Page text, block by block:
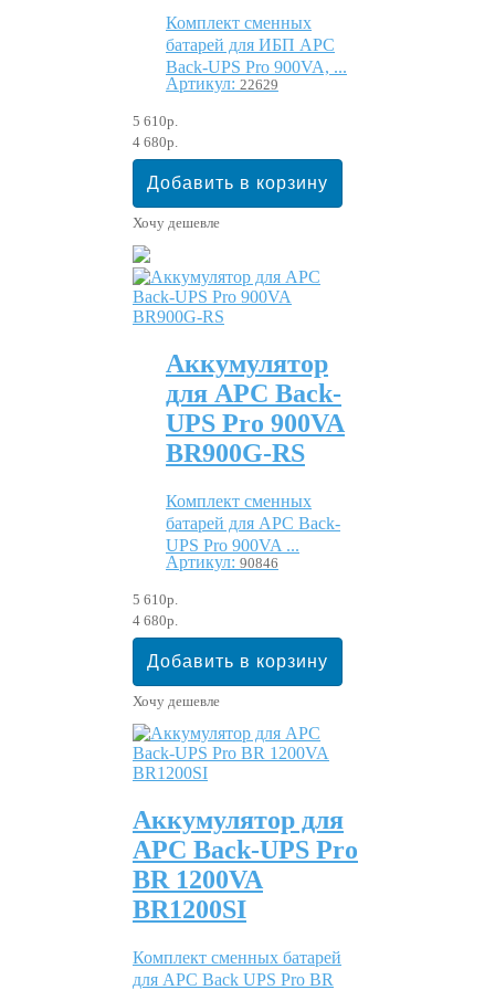
Комплект сменных
батарей для ИБП APC
Back-UPS Pro 900VA, ...
Артикул: 22629
5 610р.
4 680р.
Хочу дешевле
Аккумулятор
для APC Back-
UPS Pro 900VA
BR900G-RS
Комплект сменных
батарей для APC Back-
UPS Pro 900VA ...
Артикул: 90846
5 610р.
4 680р.
Хочу дешевле
Аккумулятор для
APC Back-UPS Pro
BR 1200VA
BR1200SI
Комплект сменных батарей
для APC Back UPS Pro BR